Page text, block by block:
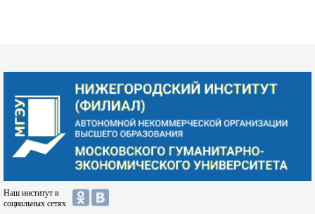
Наш институт в
социальных сетях